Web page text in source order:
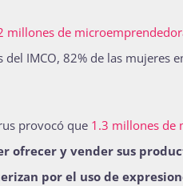
millones de
del IMCO, 82% de las mujeres
provocó que 1.3 millones de
ofrecer y vender sus
por el uso de